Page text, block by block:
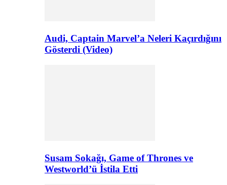
Audi, Captain Marvel’a Neleri Kaçırdığını
Gösterdi (Video)
Susam Sokağı, Game of Thrones ve
Westworld’ü İstila Etti